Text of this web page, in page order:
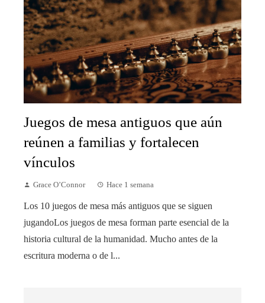
Juegos de mesa antiguos que aún
reúnen a familias y fortalecen
vínculos
Grace O’Connor Hace 1 semana
Los 10 juegos de mesa más antiguos que se siguen
jugandoLos juegos de mesa forman parte esencial de la
historia cultural de la humanidad. Mucho antes de la
escritura moderna o de l...